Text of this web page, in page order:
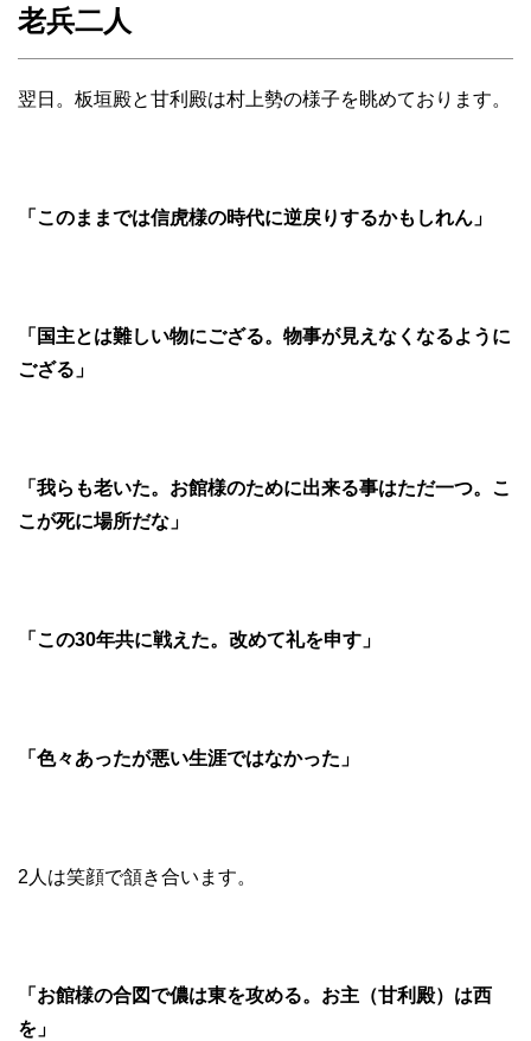
老兵二人
翌日。板垣殿と甘利殿は村上勢の様子を眺めております。
「このままでは信虎様の時代に逆戻りするかもしれん」
「国主とは難しい物にござる。物事が見えなくなるように
ござる」
「我らも老いた。お館様のために出来る事はただ一つ。こ
こが死に場所だな」
「この30年共に戦えた。改めて礼を申す」
「色々あったが悪い生涯ではなかった」
2人は笑顔で頷き合います。
「お館様の合図で儂は東を攻める。お主（甘利殿）は西
を」